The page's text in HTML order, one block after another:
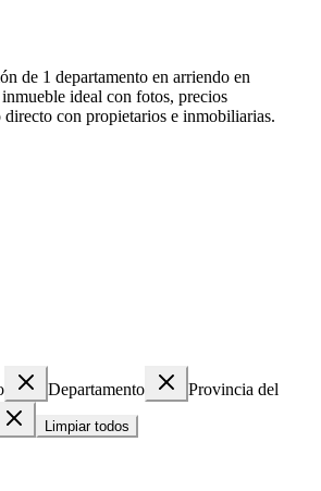
de 1 departamento en arriendo en
ideal con fotos, precios
directo con propietarios e inmobiliarias.
Departamento
Provincia del
Limpiar todos